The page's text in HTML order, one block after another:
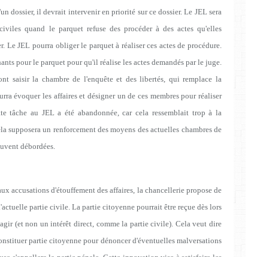
dossier, il devrait intervenir en priorité sur ce dossier. Le JEL sera
quand le parquet refuse des procéder à des actes qu'elles
Le JEL pourra obliger le parquet à réaliser ces actes de procédure.
pour le parquet pour qu'il réalise les actes demandés par le juge.
saisir la chambre de l'enquête et des libertés, qui remplace la
évoquer les affaires et désigner un de ces membres pour réaliser
tâche au JEL a été abandonnée, car cela ressemblait trop à la
supposera un renforcement des moyens des actuelles chambres de
débordées.
accusations d'étouffement des affaires, la chancellerie propose de
partie civile. La partie citoyenne pourrait être reçue dès lors
(et non un intérêt direct, comme la partie civile). Cela veut dire
partie citoyenne pour dénoncer d'éventuelles malversations